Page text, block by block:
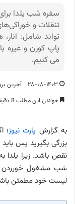
سفره شب یلدا
تنقلات و
تواند شامل:
پاپ کورن و غیره
می کنیم.
۲۸-۰۸-۱۴۰۳
آخرین بروز
خواندن این مطلب 8 دقیقه زمان میبرد
به گزارش پارت نیوز؛
بزرگی بگیرید پس باید
نقص باشد. زیرا
شب مشغول خورردن و
لیست خود مطمئن